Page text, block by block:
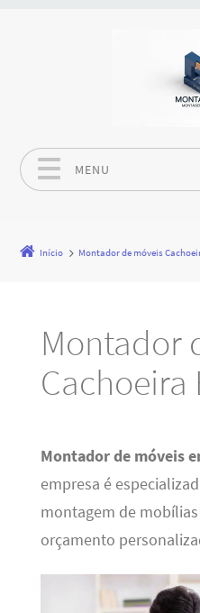
MENU
Início Montador de móveis
Montador
Cachoeira
Montador de móveis
empresa é
montagem de
orçamento